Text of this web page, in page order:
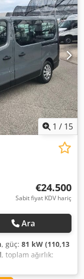
1 / 15
€24.500
Sabit fiyat KDV hariç
Ara
, güç: 81 kW (110,13
, toplam ağırlık:
Ts Agksck